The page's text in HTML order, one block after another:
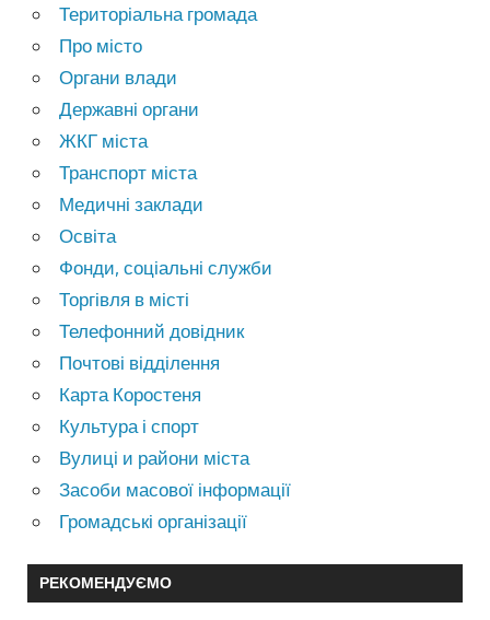
Територіальна громада
Про місто
Органи влади
Державні органи
ЖКГ міста
Транспорт міста
Медичні заклади
Освіта
Фонди, соціальні служби
Торгівля в місті
Телефонний довідник
Почтові відділення
Карта Коростеня
Культура і спорт
Вулиці и райони міста
Засоби масової інформації
Громадські організації
РЕКОМЕНДУЄМО